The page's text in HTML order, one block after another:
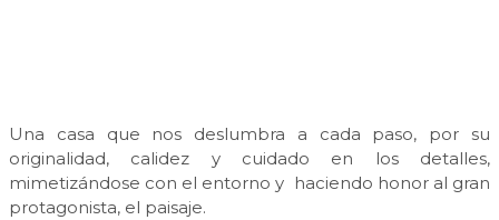
Una casa que nos deslumbra a cada paso, por su
originalidad, calidez y cuidado en los detalles,
mimetizándose con el entorno y haciendo honor al gran
protagonista, el paisaje.